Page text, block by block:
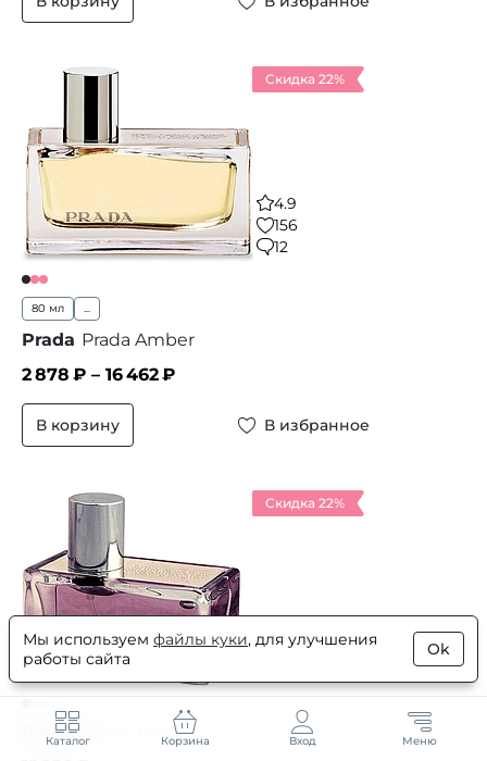
Скидка 22%
4.9
156
12
80 мл ...
Prada Prada Amber
2 878 ₽ – 16 462₽
В корзину В избранное
Скидка 22%
26
Prada
Prada Tendre
Каталог Корзина Вход Меню
Мы используем файлы куки, для улучшения
работы сайта
Ok